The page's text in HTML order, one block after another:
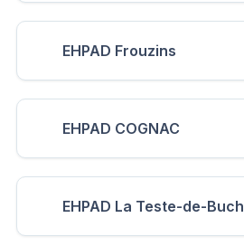
EHPAD Frouzins
EHPAD COGNAC
EHPAD La Teste-de-Buch